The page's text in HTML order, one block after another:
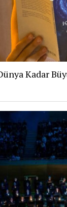
Kadar